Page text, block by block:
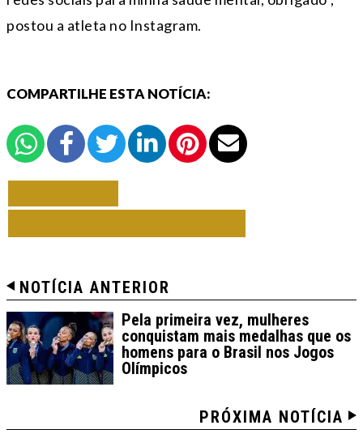
postou a atleta no Instagram.
COMPARTILHE ESTA NOTÍCIA:
NOTÍCIA ANTERIOR
Pela primeira vez, mulheres
conquistam mais medalhas que os
homens para o Brasil nos Jogos
Olímpicos
PRÓXIMA NOTÍCIA